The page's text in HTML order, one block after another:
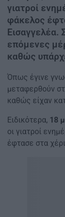
γιατροί
φάκελος
Εισαγγελέα.
επόμενες
καθώς
Όπως έγινε
μεταφερθούν
καθώς είχαν
Ειδικότερα, 18
οι γιατροί
έφτασε στα